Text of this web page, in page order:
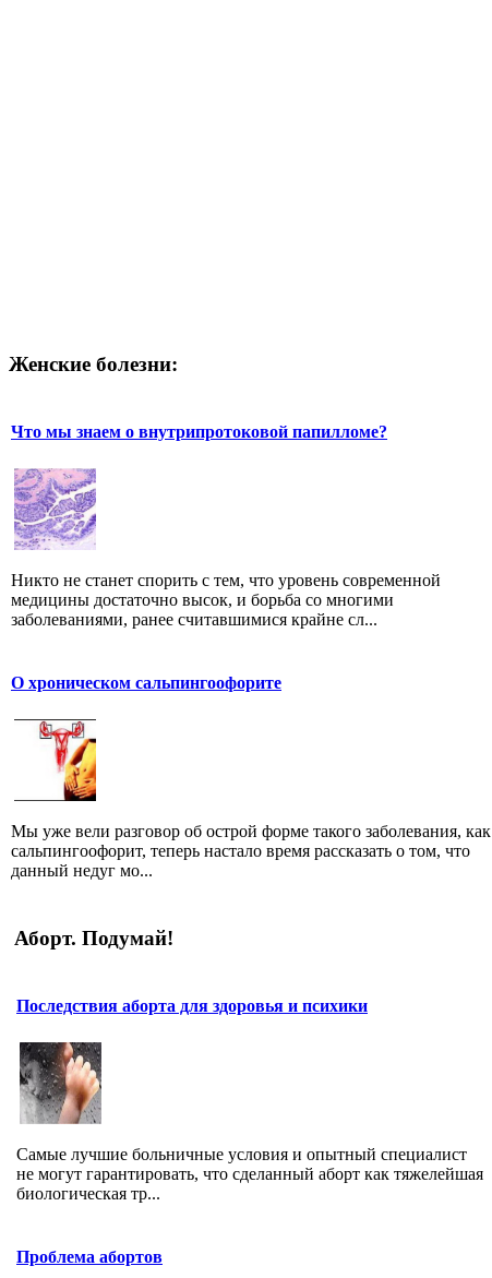
Женские болезни:
Что мы знаем о внутрипротоковой папилломе?
Никто не станет спорить с тем, что уровень современной
медицины достаточно высок, и борьба со многими
заболеваниями, ранее считавшимися крайне сл...
О хроническом сальпингоофорите
Мы уже вели разговор об острой форме такого заболевания, как
сальпингоофорит, теперь настало время рассказать о том, что
данный недуг мо...
Аборт. Подумай!
Последствия аборта для здоровья и психики
Самые лучшие больничные условия и опытный специалист
не могут гарантировать, что сделанный аборт как тяжелейшая
биологическая тр...
Проблема абортов